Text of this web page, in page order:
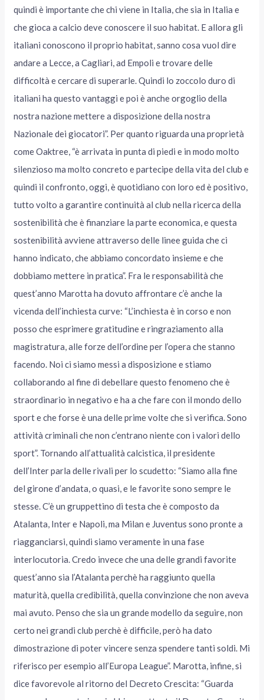
quindi è importante che chi viene in Italia, che sia in Italia e
che gioca a calcio deve conoscere il suo habitat. E allora gli
italiani conoscono il proprio habitat, sanno cosa vuol dire
andare a Lecce, a Cagliari, ad Empoli e trovare delle
difficoltà e cercare di superarle. Quindi lo zoccolo duro di
italiani ha questo vantaggi e poi è anche orgoglio della
nostra nazione mettere a disposizione della nostra
Nazionale dei giocatori”. Per quanto riguarda una proprietà
come Oaktree, “è arrivata in punta di piedi e in modo molto
silenzioso ma molto concreto e partecipe della vita del club e
quindi il confronto, oggi, è quotidiano con loro ed è positivo,
tutto volto a garantire continuità al club nella ricerca della
sostenibilità che è finanziare la parte economica, e questa
sostenibilità avviene attraverso delle linee guida che ci
hanno indicato, che abbiamo concordato insieme e che
dobbiamo mettere in pratica”. Fra le responsabilità che
quest’anno Marotta ha dovuto affrontare c’è anche la
vicenda dell’inchiesta curve: “L’inchiesta è in corso e non
posso che esprimere gratitudine e ringraziamento alla
magistratura, alle forze dell’ordine per l’opera che stanno
facendo. Noi ci siamo messi a disposizione e stiamo
collaborando al fine di debellare questo fenomeno che è
straordinario in negativo e ha a che fare con il mondo dello
sport e che forse è una delle prime volte che si verifica. Sono
attività criminali che non c’entrano niente con i valori dello
sport”. Tornando all’attualità calcistica, il presidente
dell’Inter parla delle rivali per lo scudetto: “Siamo alla fine
del girone d’andata, o quasi, e le favorite sono sempre le
stesse. C’è un gruppettino di testa che è composto da
Atalanta, Inter e Napoli, ma Milan e Juventus sono pronte a
riagganciarsi, quindi siamo veramente in una fase
interlocutoria. Credo invece che una delle grandi favorite
quest’anno sia l’Atalanta perchè ha raggiunto quella
maturità, quella credibilità, quella convinzione che non aveva
mai avuto. Penso che sia un grande modello da seguire, non
certo nei grandi club perchè è difficile, però ha dato
dimostrazione di poter vincere senza spendere tanti soldi. Mi
riferisco per esempio all’Europa League”. Marotta, infine, si
dice favorevole al ritorno del Decreto Crescita: “Guarda